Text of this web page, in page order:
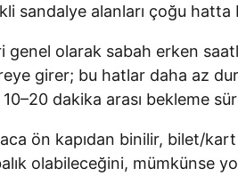
sandalye alanları çoğu hatta
genel olarak sabah erken
girer; bu hatlar daha az
dakika arası bekleme
ön kapıdan binilir, bilet/
olabileceğini, mümkünse